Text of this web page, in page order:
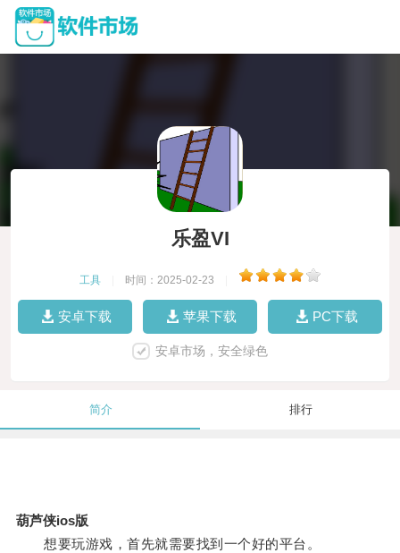
乐盈VI
工具 时间：2025-02-23
安卓下载 苹果下载 PC下载
安卓市场，安全绿色
简介 排行
葫芦侠ios版
想要玩游戏，首先就需要找到一个好的平台。